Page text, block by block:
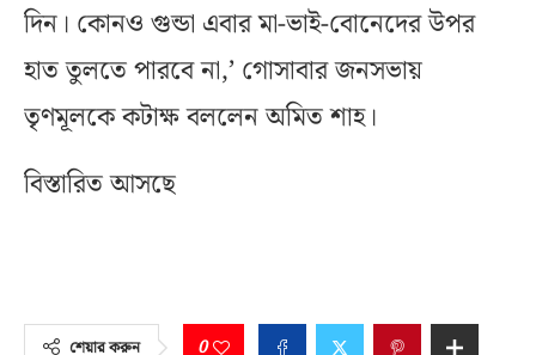
দিন। কোনও গুন্ডা এবার মা-ভাই-বোনেদের উপর
হাত তুলতে পারবে না,’ গোসাবার জনসভায়
তৃণমূলকে কটাক্ষ বললেন অমিত শাহ।
বিস্তারিত আসছে
শেয়ার করুন 0